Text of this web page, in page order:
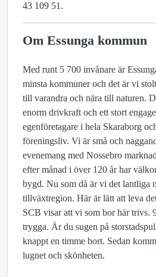
43 109 51.
Om Essunga kommun
Med runt 5 700 invånare är
minsta kommuner och det är vi
till varandra och nära till naturen.
enorm drivkraft och ett stort
egenföretagare i hela Skaraborg
föreningsliv. Vi är små och
evenemang med Nossebro
efter månad i över 120 år har
bygd. Nu som då är vi det lantliga
tillväxtregion. Här är lätt att leva
SCB visar att vi som bor här trivs.
trygga. Är du sugen på
knappt en timme bort. Sedan
lugnet och skönheten.